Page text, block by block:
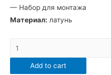
— Набор для монтажа
Материал: латунь
2703
Смеситель
WasserKRAFT
Add to cart